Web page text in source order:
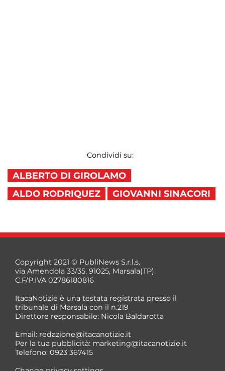
Condividi su:
ALBERTO DI GIROLAMO
ALDO RODRIQUEZ
GIOVANNI SINACORI
Copyright 2021 © PubliNews S.r.l.s.
via Amendola 33/35, 91025, Marsala(TP)
C.F/P.IVA 02786180816
ItacaNotizie è una testata registrata presso il
tribunale di Marsala con il n.219
Direttore responsabile: Nicola Baldarotta
Email: redazione@itacanotizie.it
Per la tua pubblicità: marketing@itacanotizie.it
Telefono: 0923 367415